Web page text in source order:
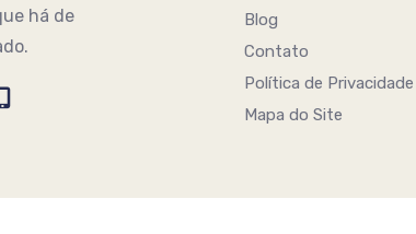
há de
Blog
Contato
Política de Privacidade
Mapa do Site